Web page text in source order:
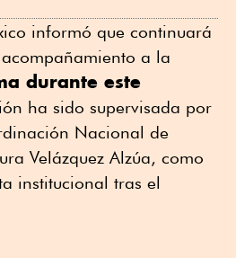
informó que continuará
a la
durante este
ha sido supervisada por
Nacional de
Velázquez Alzúa, como
institucional tras el